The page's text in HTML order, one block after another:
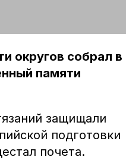
округов собрал в
памяти
защищали
подготовки
почета.